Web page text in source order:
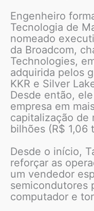
Engenheiro
Tecnologia de
nomeado
da Broadcom,
Technologies,
adquirida pelos
KKR e Silver
Desde então,
empresa em
capitalização de
bilhões (R$ 1,06
Desde o início,
reforçar as
um vendedor
semicondutores
computador e